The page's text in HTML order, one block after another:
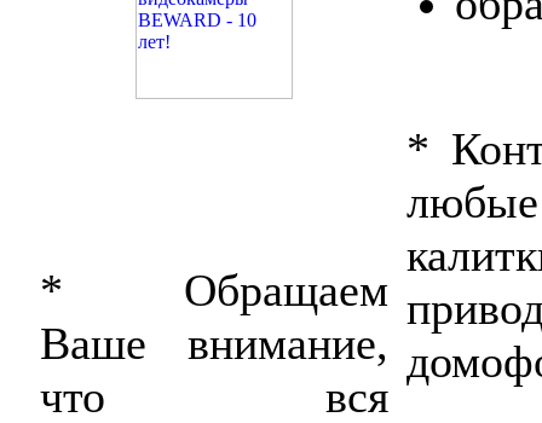
* Обращаем
Ваше внимание,
что вся
*